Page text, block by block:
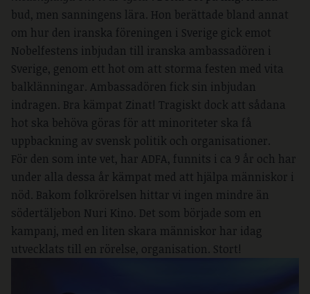
bud, men sanningens lära. Hon berättade bland annat
om hur den iranska föreningen i Sverige gick emot
Nobelfestens inbjudan till iranska ambassadören i
Sverige, genom ett hot om att storma festen med vita
balklänningar. Ambassadören fick sin inbjudan
indragen. Bra kämpat Zinat! Tragiskt dock att sådana
hot ska behöva göras för att minoriteter ska få
uppbackning av svensk politik och organisationer.
För den som inte vet, har ADFA, funnits i ca 9 år och har
under alla dessa år kämpat med att hjälpa människor i
nöd. Bakom folkrörelsen hittar vi ingen mindre än
södertäljebon Nuri Kino. Det som började som en
kampanj, med en liten skara människor har idag
utvecklats till en rörelse, organisation. Stort!